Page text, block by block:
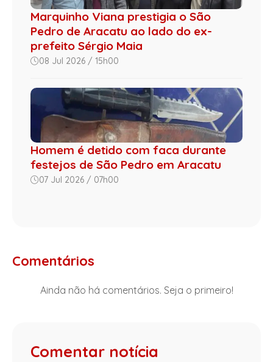
Marquinho Viana prestigia o São
Pedro de Aracatu ao lado do ex-
prefeito Sérgio Maia
08 Jul 2026 / 15h00
Homem é detido com faca durante
festejos de São Pedro em Aracatu
07 Jul 2026 / 07h00
Comentários
Ainda não há comentários. Seja o primeiro!
Comentar notícia